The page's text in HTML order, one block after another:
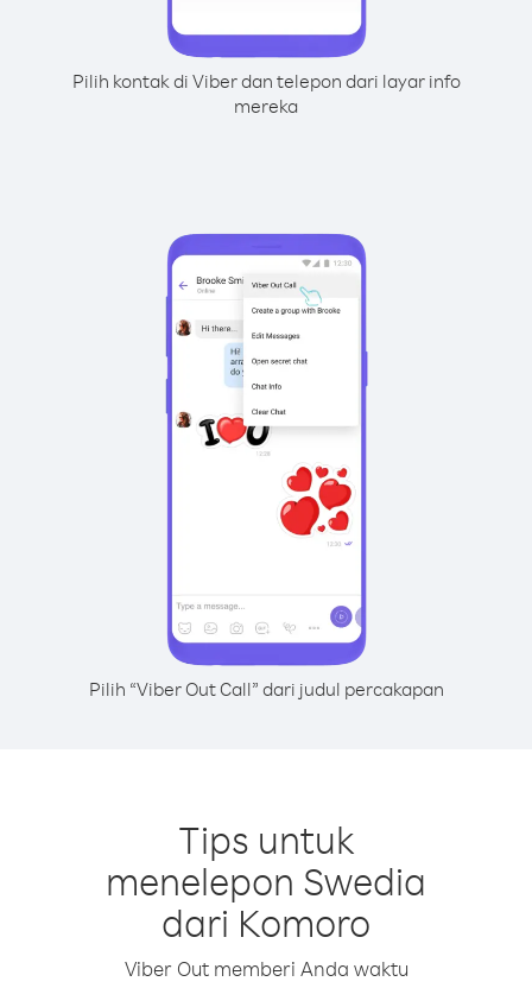
Pilih kontak di Viber dan telepon dari layar info
mereka
Pilih “Viber Out Call” dari judul percakapan
Tips untuk
menelepon Swedia
dari Komoro
Viber Out memberi Anda waktu